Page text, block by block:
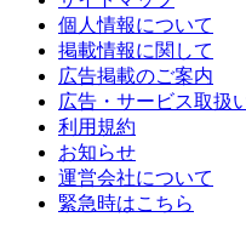
個人情報について
掲載情報に関して
広告掲載のご案内
広告・サービス取扱
利用規約
お知らせ
運営会社について
緊急時はこちら